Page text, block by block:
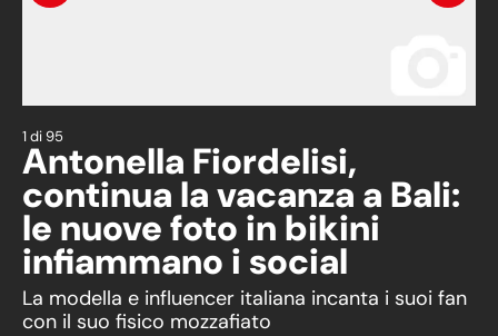
1di95
Antonella Fiordelisi,
continua la vacanza a Bali:
le nuove foto in bikini
infiammano i social
La modella e influencer italiana incanta i suoi fan
con il suo fisico mozzafiato